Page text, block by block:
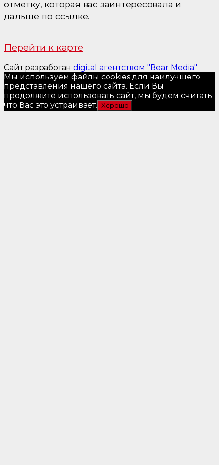
отметку, которая вас заинтересовала и
дальше по ссылке.
Перейти к карте
Сайт разработан digital агентством "Bear Media"
Мы используем файлы cookies для наилучшего
представления нашего сайта. Если Вы
продолжите использовать сайт, мы будем считать
что Вас это устраивает. Хорошо